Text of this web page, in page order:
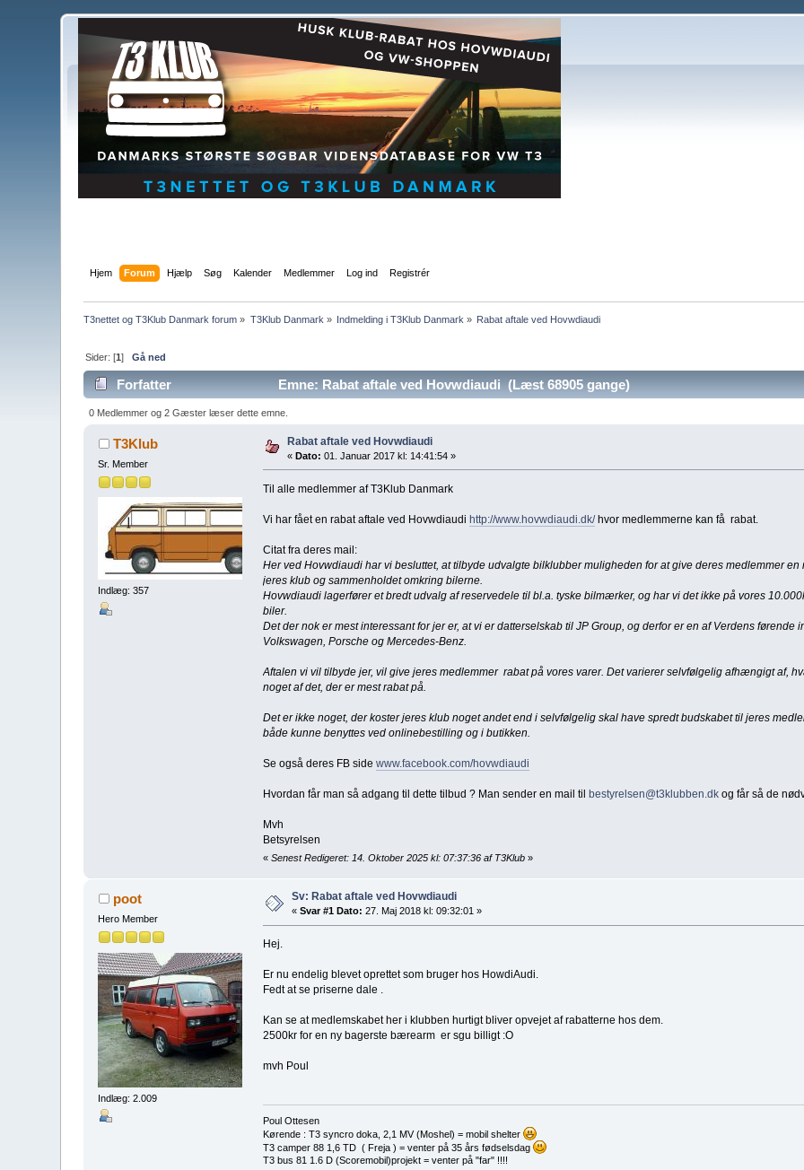
Hjem Forum Hjælp Søg Kalender Medlemmer Log ind Registrér
T3nettet og T3Klub Danmark forum » T3Klub Danmark » Indmelding i T3Klub Danmark » Rabat aftale ved Hovwdiaudi
Sider: [1]Gå ned
Forfatter Emne: Rabat aftale ved Hovwdiaudi (Læst 68905 gange)
0 Medlemmer og 2 Gæster læser dette emne.
T3Klub
Sr. Member
Indlæg: 357
Rabat aftale ved Hovwdiaudi
«Dato: 01. Januar 2017 kl: 14:41:54 »
Til alle medlemmer af T3Klub Danmark
Vi har fået en rabat aftale ved Hovwdiaudi http://www.hovwdiaudi.dk/hvor medlemmerne kan få rabat.
Citat fra deres mail:
Her ved Hovwdiaudi har vi besluttet, at tilbyde udvalgte bilklubber muligheden for at give deres medlemmer
jeres klub og sammenholdet omkring bilerne.
Hovwdiaudi lagerfører et bredt udvalg af reservedele til bl.a. tyske bilmærker, og har vi det ikke på vores
biler.
Det der nok er mest interessant for jer er, at vi er datterselskab til JP Group, og derfor er en af Verdens
Volkswagen, Porsche og Mercedes-Benz.
Aftalen vi vil tilbyde jer, vil give jeres medlemmer rabat på vores varer. Det varierer selvfølgelig afhængigt af,
noget af det, der er mest rabat på.
Det er ikke noget, der koster jeres klub noget andet end i selvfølgelig skal have spredt budskabet til jeres
både kunne benyttes ved onlinebestilling og i butikken.
Se også deres FB side www.facebook.com/hovwdiaudi
Hvordan får man så adgang til dette tilbud ? Man sender en mail til bestyrelsen@t3klubben.dkog får så de
Mvh
Betsyrelsen
« Senest Redigeret: 14. Oktober 2025 kl: 07:37:36 af T3Klub»
poot
Hero Member
Indlæg: 2.009
Sv: Rabat aftale ved Hovwdiaudi
«Svar #1 Dato: 27. Maj 2018 kl: 09:32:01 »
Hej.
Er nu endelig blevet oprettet som bruger hos HowdiAudi.
Fedt at se priserne dale .
Kan se at medlemskabet her i klubben hurtigt bliver opvejet af rabatterne hos dem.
2500kr for en ny bagerste bærearm er sgu billigt :O
mvh Poul
Poul Ottesen
Kørende : T3 syncro doka, 2,1 MV (Moshel) = mobil shelter
T3 camper 88 1,6 TD ( Freja ) = venter på 35 års fødselsdag
T3 bus 81 1.6 D (Scoremobil)projekt = venter på "far" !!!!